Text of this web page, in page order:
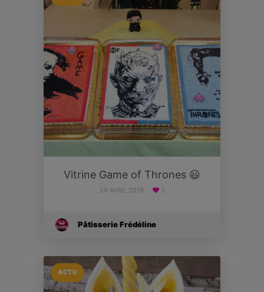
Vitrine Game of Thrones 😃
29 AVRIL 2019 3
Pâtisserie Frédéline
ACTU